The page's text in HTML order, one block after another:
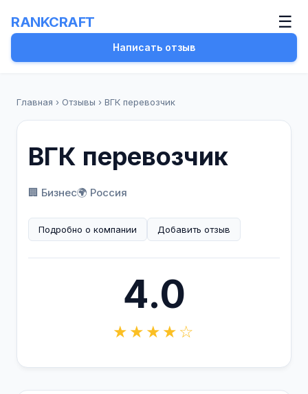
RANKCRAFT ☰
Написать отзыв
Главная › Отзывы › ВГК перевозчик
ВГК перевозчик
🏢 Бизнес🌍 Россия
Подробно о компании Добавить отзыв
4.0
★★★★☆